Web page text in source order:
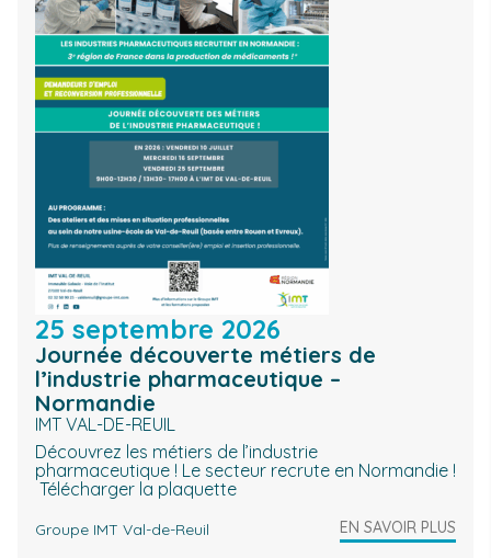
25 septembre 2026
Journée découverte métiers de
l’industrie pharmaceutique –
Normandie
IMT VAL-DE-REUIL
Découvrez les métiers de l’industrie
pharmaceutique ! Le secteur recrute en Normandie !
Télécharger la plaquette
Groupe IMT Val-de-Reuil EN SAVOIR PLUS